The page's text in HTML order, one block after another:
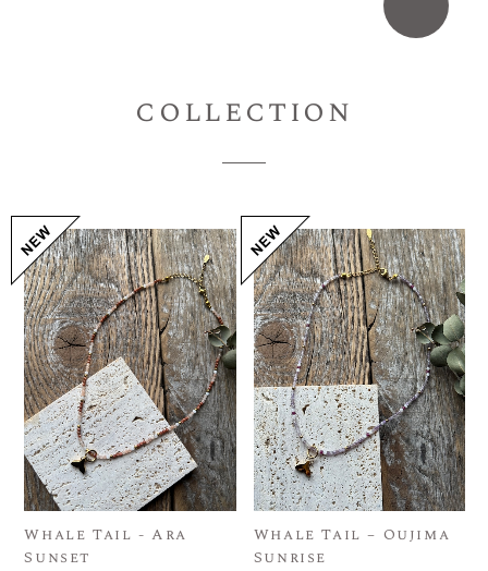
collection
Whale Tail - Ara
Sunset
Whale Tail – Oujima
Sunrise